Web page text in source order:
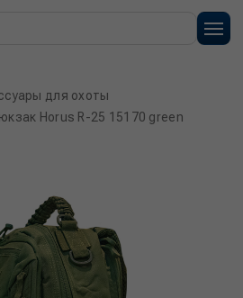
для охоты
Horus R-25 15170 green